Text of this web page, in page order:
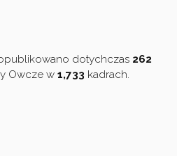
opublikowano dotychczas 262
Owcze w1,733 kadrach.